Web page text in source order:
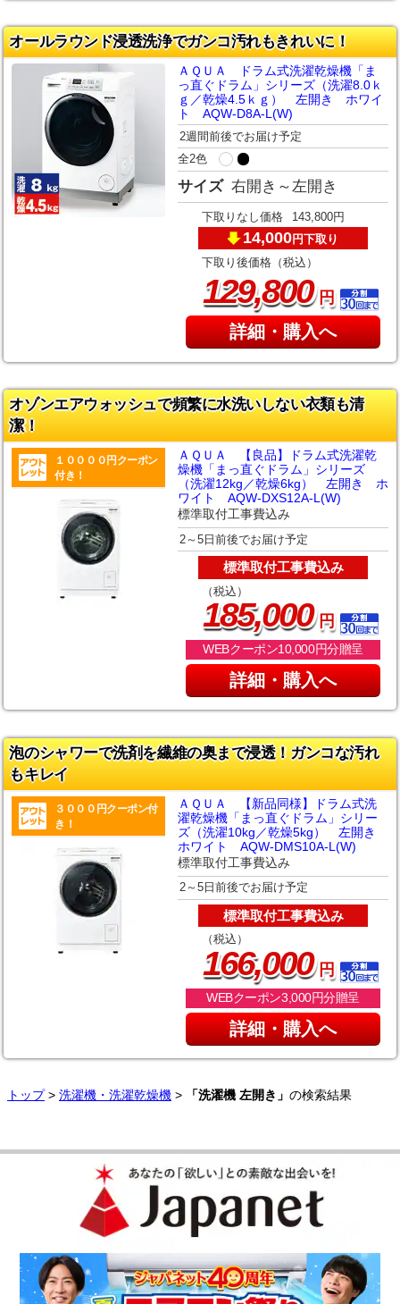
オールラウンド浸透洗浄でガンコ汚れもきれいに！
ＡＱＵＡ ドラム式洗濯乾燥機「ま
っ直ぐドラム」シリーズ（洗濯8.0ｋ
ｇ／乾燥4.5ｋｇ） 左開き ホワイ
ト AQW-D8A-L(W)
2週間前後でお届け予定
全2色
サイズ 右開き～左開き
下取りなし価格 143,800円
14,000円下取り
下取り後価格（税込）
129,800円
詳細・購入へ
オゾンエアウォッシュで頻繁に水洗いしない衣類も清
潔！
１００００円クーポン
付き！
ＡＱＵＡ 【良品】ドラム式洗濯乾
燥機「まっ直ぐドラム」シリーズ
（洗濯12kg／乾燥6kg） 左開き ホ
ワイト AQW-DXS12A-L(W)
標準取付工事費込み
2～5日前後でお届け予定
標準取付工事費込み
（税込）
185,000円
WEBクーポン10,000円分贈呈
詳細・購入へ
泡のシャワーで洗剤を繊維の奥まで浸透！ガンコな汚れ
もキレイ
３０００円クーポン付
き！
ＡＱＵＡ 【新品同様】ドラム式洗
濯乾燥機「まっ直ぐドラム」シリー
ズ（洗濯10kg／乾燥5kg） 左開き
ホワイト AQW-DMS10A-L(W)
標準取付工事費込み
2～5日前後でお届け予定
標準取付工事費込み
（税込）
166,000円
WEBクーポン3,000円分贈呈
詳細・購入へ
トップ> 洗濯機・洗濯乾燥機 > 「洗濯機 左開き」 の検索結果